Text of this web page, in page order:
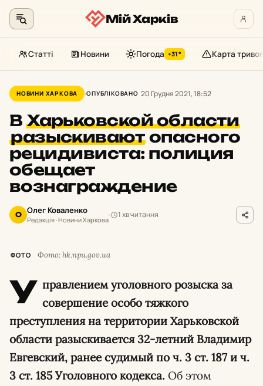
до
контенту
Мій Харків
Статті Новини Погода +31° Карта тривог
НОВИНИ ХАРКОВА ОПУБЛІКОВАНО 20 Грудня 2021, 18:52
В Харьковской области
разыскивают опасного
рецидивиста: полиция
обещает
вознаграждение
О Олег Коваленко
Редакція · Новини Харкова
1 хв читання
ФОТО Фото: hk.npu.gov.ua
У правлением уголовного розыска за
совершение особо тяжкого
преступления на территории Харьковской
области разыскивается 32-летний Владимир
Евгевский, ранее судимый по ч. 3 ст. 187 и ч.
3 ст. 185 Уголовного кодекса. Об этом